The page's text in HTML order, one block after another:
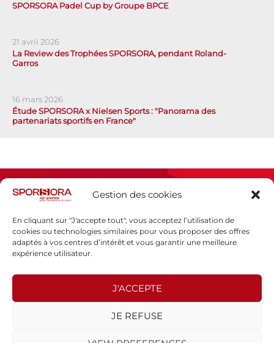
Gestion des cookies
En cliquant sur "J'accepte tout", vous acceptez l’utilisation de
cookies ou technologies similaires pour vous proposer des offres
adaptés à vos centres d’intérêt et vous garantir une meilleure
expérience utilisateur.
J'ACCEPTE
JE REFUSE
SPORSORA Padel Cup by Groupe BPCE
21 avril 2026
La Review des Trophées SPORSORA, pendant Roland-
Garros
16 mars 2026
Étude SPORSORA x Nielsen Sports : "Panorama des
partenariats sportifs en France"
Espace presse
Politique de confidentialité
SPORSORA
75015 PARIS